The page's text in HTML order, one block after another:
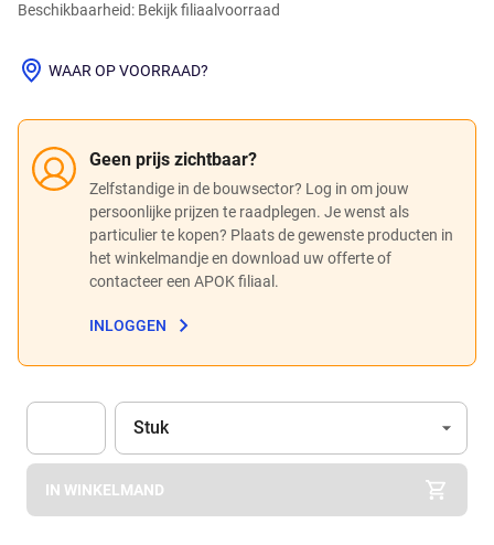
Beschikbaarheid: Bekijk filiaalvoorraad
Geen prijs zichtbaar?
Zelfstandige in de bouwsector? Log in om jouw
persoonlijke prijzen te raadplegen. Je wenst als
particulier te kopen? Plaats de gewenste producten in
het winkelmandje en download uw offerte of
contacteer een APOK filiaal.
INLOGGEN
WAAR OP VOORRAAD?
Apok.Product.Detail.AddToCart.Quantity (Optioneel)
Eenheid
Stuk
IN WINKELMAND